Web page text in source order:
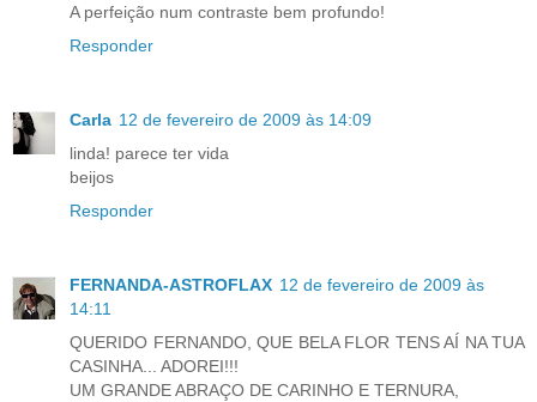
A perfeição num contraste bem profundo!
Responder
Carla 12 de fevereiro de 2009 às 14:09
linda! parece ter vida
beijos
Responder
FERNANDA-ASTROFLAX 12 de fevereiro de 2009 às
14:11
QUERIDO FERNANDO, QUE BELA FLOR TENS AÍ NA TUA
CASINHA... ADOREI!!!
UM GRANDE ABRAÇO DE CARINHO E TERNURA,